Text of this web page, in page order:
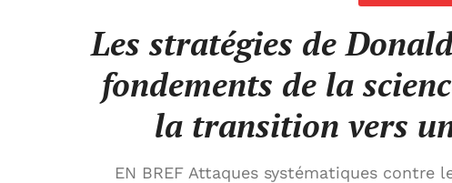
Les stratégies de
fondements de la
la transition vers
EN BREF Attaques systématiques